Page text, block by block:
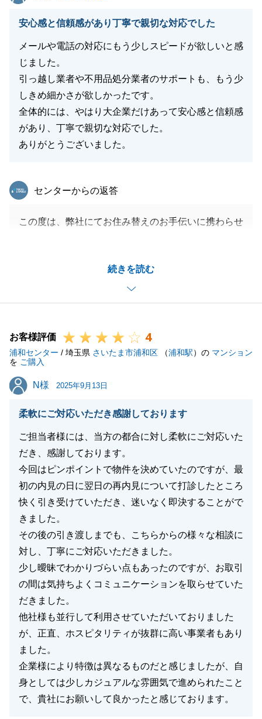
安心感と信頼感があり丁寧で親切な対応でした
メールや電話の対応にもう少しスピードが欲しいと感
じました。
引っ越し業者や不用品処分業者のサポートも、もう少
しきめ細かさが欲しかったです。
全体的には、やはり大企業だけあって安心感と信頼感
があり、丁寧で親切な対応でした。
ありがとうございました。
続きを読む
東急リバブル
センターからの返答
この度は、弊社にてお住み替えのお手伝いに携わらせ
くサポートできますよう見直してまいります。
貴重なご意見を誠にありがとうございました。
今後ともどうぞよろしくお願いいたします。
閉じる
お客様評価 4
浦和センター / 埼玉県 さいたま市浦和区 （浦和駅）の マンション
を ご購入
N様
N様 2025年9月13日
柔軟にご対応いただき感謝しております
ご担当者様には、当方の都合に対し柔軟にご対応いた
だき、感謝しております。
今回はピンポイントで物件を決めていたのですが、最
初の内見の日に翌日の再内見について打診したところ
快く引き受けていただき、迷いなく即決することがで
きました。
その後の引き渡しまでも、こちらからの様々な相談に
対し、丁寧にご対応いただきました。
少し曖昧でわかりづらい点もあったのですが、お取引
の間は気持ちよくコミュニケーションを取らせていた
だきました。
他社様も並行して利用させていただいておりました
が、正直、ホスピタリティが抜群に高い事業者もあり
ました。
企業様により特徴は異なるものだと感じましたが、自
身としては少しカジュアルな雰囲気で進められたこと
で、貴社にお願いして良かったと感じております。